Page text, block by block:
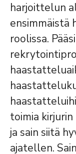
harjoittelun
ensimmäistä
roolissa.
toimia
ja sain siitä
ajatellen.